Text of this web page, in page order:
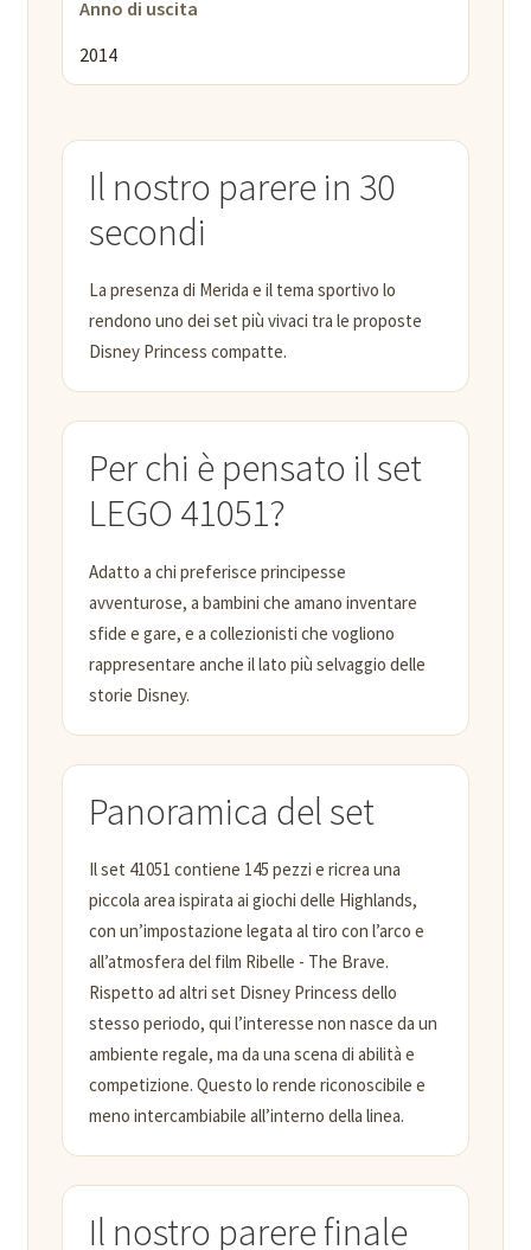
Anno di uscita
2014
Il nostro parere in 30
secondi
La presenza di Merida e il tema sportivo lo
rendono uno dei set più vivaci tra le proposte
Disney Princess compatte.
Per chi è pensato il set
LEGO 41051?
Adatto a chi preferisce principesse
avventurose, a bambini che amano inventare
sfide e gare, e a collezionisti che vogliono
rappresentare anche il lato più selvaggio delle
storie Disney.
Panoramica del set
Il set 41051 contiene 145 pezzi e ricrea una
piccola area ispirata ai giochi delle Highlands,
con un’impostazione legata al tiro con l’arco e
all’atmosfera del film Ribelle - The Brave.
Rispetto ad altri set Disney Princess dello
stesso periodo, qui l’interesse non nasce da un
ambiente regale, ma da una scena di abilità e
competizione. Questo lo rende riconoscibile e
meno intercambiabile all’interno della linea.
Il nostro parere finale